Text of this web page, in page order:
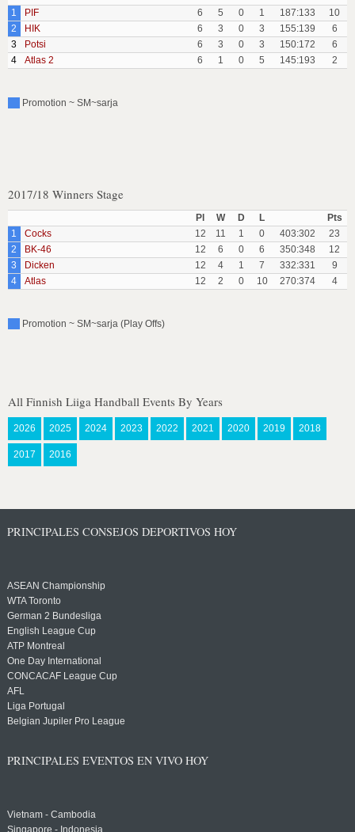
1
PIF 6 5 0 1 187:133
10
2
HIK 6 3 0 3 155:139
6
3
Potsi 6 3 0 3 150:172
6
4
Atlas 2 6 1 0 5 145:193 2
Promotion ~ SM~sarja
2017/18 Winners Stage
Pl W D L
Pts
1
Cocks 12 11 1 0 403:302
23
2
BK-46 12 6 0 6 350:348
12
3
Dicken 12 4 1 7 332:331
9
4
Atlas 12 2 0 10 270:374 4
Promotion ~ SM~sarja (Play Offs)
All Finnish Liiga Handball Events By Years
2026 2025 2024 2023 2022 2021 2020 2019 2018
2017 2016
PRINCIPALES CONSEJOS DEPORTIVOS HOY
ASEAN Championship
WTA Toronto
German 2 Bundesliga
English League Cup
ATP Montreal
One Day International
CONCACAF League Cup
AFL
Liga Portugal
Belgian Jupiler Pro League
PRINCIPALES EVENTOS EN VIVO HOY
Vietnam - Cambodia
Singapore - Indonesia